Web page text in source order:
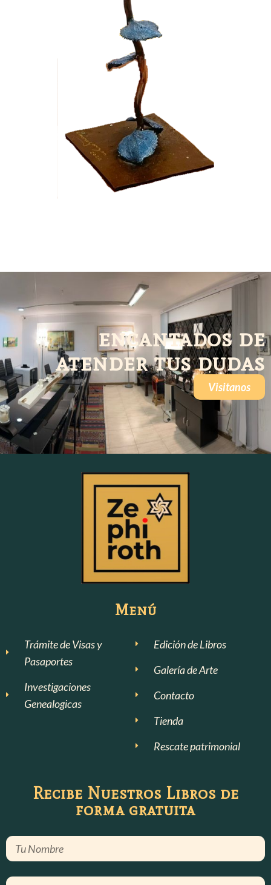
encantados de
atender tus dudas
Visitanos
Menú
Trámite de Visas y
Pasaportes
Investigaciones
Genealogicas
Edición de Libros
Galería de Arte
Contacto
Tienda
Rescate patrimonial
Recibe Nuestros Libros de
forma gratuita